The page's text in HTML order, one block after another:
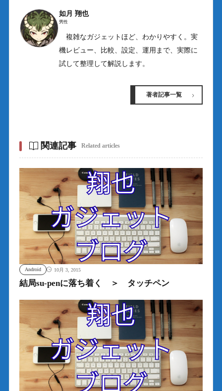
如月 翔也
男性
複雑なガジェットほど、わかりやすく。実
機レビュー、比較、設定、運用まで、実際に
試して整理して解説します。
著者記事一覧
関連記事 Related articles
Android 10月 3, 2015
結局su-penに落ち着く ＞ タッチペン